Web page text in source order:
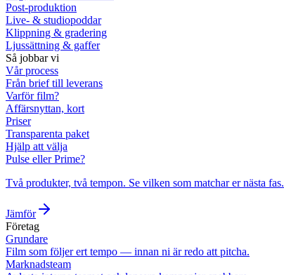
Post-produktion
Live- & studiopoddar
Klippning & gradering
Ljussättning & gaffer
Så jobbar vi
Vår process
Från brief till leverans
Varför film?
Affärsnyttan, kort
Priser
Transparenta paket
Hjälp att välja
Pulse eller Prime?
Två produkter, två tempon. Se vilken som matchar er nästa fas.
Jämför
Företag
Grundare
Film som följer ert tempo — innan ni är redo att pitcha.
Marknadsteam